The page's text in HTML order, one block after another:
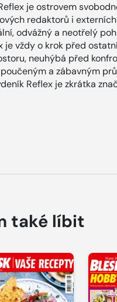
je ostrovem
redaktorů i
odvážný a neotřelý
je vždy o krok před
neuhýbá před
a zábavným
Reflex je zkrátka
také líbit